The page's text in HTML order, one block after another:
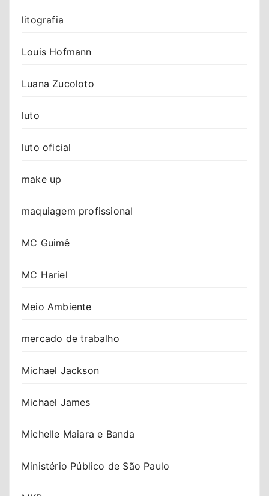
litografia
Louis Hofmann
Luana Zucoloto
luto
luto oficial
make up
maquiagem profissional
MC Guimê
MC Hariel
Meio Ambiente
mercado de trabalho
Michael Jackson
Michael James
Michelle Maiara e Banda
Ministério Público de São Paulo